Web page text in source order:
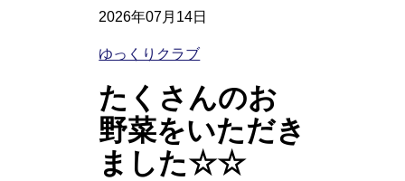
2026年07月14日
ゆっくりクラブ
たくさんのお
野菜をいただき
ました☆☆